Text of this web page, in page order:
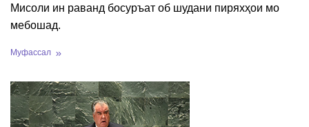
Мисоли ин раванд босуръат об шудани пиряхҳои мо
мебошад.
Муфассал